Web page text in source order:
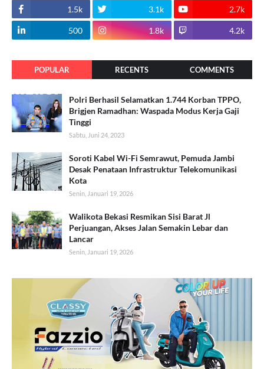
1.5k 3.1k 2.7k
500 1.8k 4.2k
POPULAR RECENTS COMMENTS
Polri Berhasil Selamatkan 1.744 Korban TPPO,
Brigjen Ramadhan: Waspada Modus Kerja Gaji
Tinggi
Sabtu, Juni 24, 2023
Soroti Kabel Wi-Fi Semrawut, Pemuda Jambi
Desak Penataan Infrastruktur Telekomunikasi
Kota
Senin, Januari 19, 2026
Walikota Bekasi Resmikan Sisi Barat Jl
Perjuangan, Akses Jalan Semakin Lebar dan
Lancar
Senin, Januari 19, 2026